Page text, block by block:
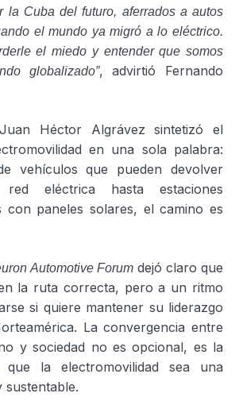
la Cuba del futuro, aferrados a autos
el mundo ya migró a lo eléctrico.
el miedo y entender que somos
globalizado”, advirtió Fernando
Héctor Algrávez sintetizó el
en una sola palabra:
vehículos que pueden devolver
eléctrica hasta estaciones
con paneles solares, el camino es
Automotive Forumdejó claro que
la ruta correcta, pero a un ritmo
si quiere mantener su liderazgo
La convergencia entre
y sociedad no es opcional, es la
la electromovilidad sea una
sustentable.